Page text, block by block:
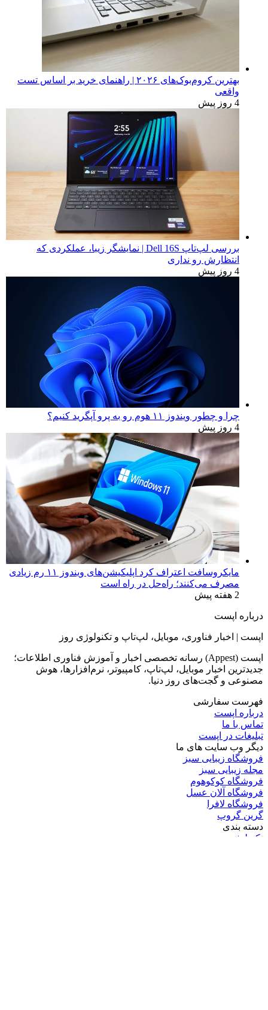
بهترین کروم‌بوک‌های ۲۰۲۶ | راهنمای خرید بر اساس تست
واقعی
4 روز پیش
بررسی لپ‌تاپ Dell 16S | نمایشگر زیبا، عملکردی که
انتظارش رو نداری
4 روز پیش
چرا و چطور ویندوز ۱۱ هوم رو به پرو آپگرید کنیم؟
4 روز پیش
مایکروسافت اعتراف کرد اپلیکیشن‌های ویندوز ۱۱ رم زیادی
مصرف می‌کنند؛ راه‌حل در راه است
2 هفته پیش
درباره اپست
اپست | اخبار فناوری، موبایل، لپ‌تاپ و تکنولوژی روز
اپست (Appest) رسانه تخصصی اخبار و آموزش فناوری اطلاعات؛
جدیدترین اخبار موبایل، لپ‌تاپ، کامپیوتر، نرم‌افزارها، هوش
مصنوعی و گجت‌های روز دنیا.
فهرست سفارشی
درباره اپست
تماس با ما
تبلیغات در اپست
دیگر وب سایت های ما
فروشگاه زیبایی سبز
مجله زیبایی سبز
فروشگاه کوکوهوم
فروشگاه آلان عسل
فروشگاه لافرا
گرین گروپ
دسته بندی
تکنولوژی